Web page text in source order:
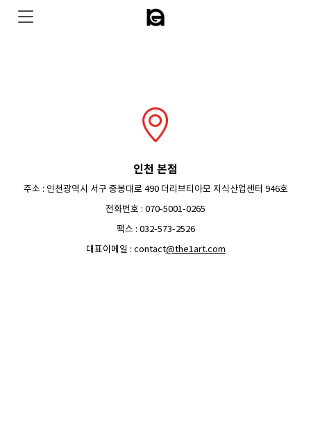
인천 본점
주소 : 인천광역시 서구 중봉대로 490 더리브티아모 지식산업센터 946호
전화번호 : 070-5001-0265
팩스 : 032-573-2526
대표이메일 : contact@the1art.com